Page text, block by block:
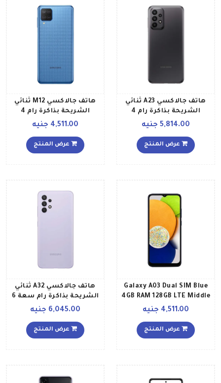
هاتف جالاكسي A23 ثنائي
الشريحة بذاكرة رام 4
جيجابايت وذاكرة داخلية
تقنية 4G إصدار الشرق
الأوسط، لون أسود
5,814.00 جنيه
عرض المنتج
هاتف جالاكسي M12 ثنائي
الشريحة بذاكرة رام 4
LTE لون أزرق فاتح إصدار
الشرق الأوسط
4,511.00 جنيه
عرض المنتج
Galaxy A03 Dual SIM Blue
4GB RAM 128GB LTE Middle
East Version
4,511.00 جنيه
عرض المنتج
هاتف جالاكسي A32 ثنائي
الشريحة بذاكرة رام سعة 6
جيجابايت وذاكرة تخزين
تقنية 4G LTE بلونٍ بنفسجي
رائع إصدار الشرق الأوسط
6,045.00 جنيه
عرض المنتج